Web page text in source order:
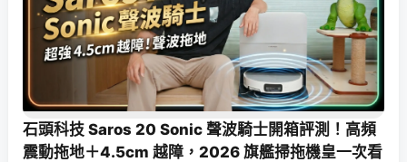
石頭科技 Saros 20 Sonic 聲波騎士開箱評測！高頻
震動拖地＋4.5cm 越障，2026 旗艦掃拖機皇一次看